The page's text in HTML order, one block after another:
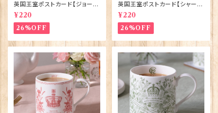
英国王室ポストカード【ジョージ
王子ご誕生】Pageantry Post
card 90183-JEF100
¥220
26%OFF
英国王室ポストカード【シャーロ
ット王女2】Pageantry Postca
rd 90183-JEF202
¥220
26%OFF